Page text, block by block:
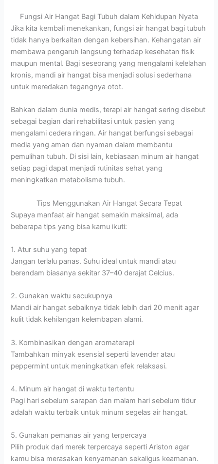
Fungsi Air Hangat Bagi Tubuh dalam Kehidupan Nyata
Jika kita kembali menekankan, fungsi air hangat bagi tubuh
tidak hanya berkaitan dengan kebersihan. Kehangatan air
membawa pengaruh langsung terhadap kesehatan fisik
maupun mental. Bagi seseorang yang mengalami kelelahan
kronis, mandi air hangat bisa menjadi solusi sederhana
untuk meredakan tegangnya otot.
Bahkan dalam dunia medis, terapi air hangat sering disebut
sebagai bagian dari rehabilitasi untuk pasien yang
mengalami cedera ringan. Air hangat berfungsi sebagai
media yang aman dan nyaman dalam membantu
pemulihan tubuh. Di sisi lain, kebiasaan minum air hangat
setiap pagi dapat menjadi rutinitas sehat yang
meningkatkan metabolisme tubuh.
Tips Menggunakan Air Hangat Secara Tepat
Supaya manfaat air hangat semakin maksimal, ada
beberapa tips yang bisa kamu ikuti:
1. Atur suhu yang tepat
Jangan terlalu panas. Suhu ideal untuk mandi atau
berendam biasanya sekitar 37–40 derajat Celcius.
2. Gunakan waktu secukupnya
Mandi air hangat sebaiknya tidak lebih dari 20 menit agar
kulit tidak kehilangan kelembapan alami.
3. Kombinasikan dengan aromaterapi
Tambahkan minyak esensial seperti lavender atau
peppermint untuk meningkatkan efek relaksasi.
4. Minum air hangat di waktu tertentu
Pagi hari sebelum sarapan dan malam hari sebelum tidur
adalah waktu terbaik untuk minum segelas air hangat.
5. Gunakan pemanas air yang terpercaya
Pilih produk dari merek terpercaya seperti Ariston agar
kamu bisa merasakan kenyamanan sekaligus keamanan.